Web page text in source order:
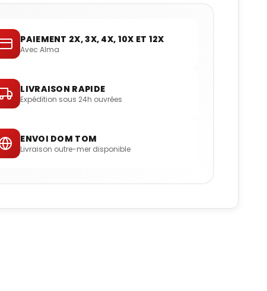
PAIEMENT 2X, 3X, 4X, 10X ET 12X
Avec Alma
LIVRAISON RAPIDE
Expédition sous 24h ouvrées
ENVOI DOM TOM
Livraison outre-mer disponible